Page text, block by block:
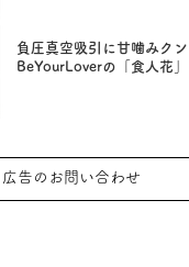
負圧真空吸引に甘噛みクン
BeYourLoverの「食人花
広告のお問い合わせ